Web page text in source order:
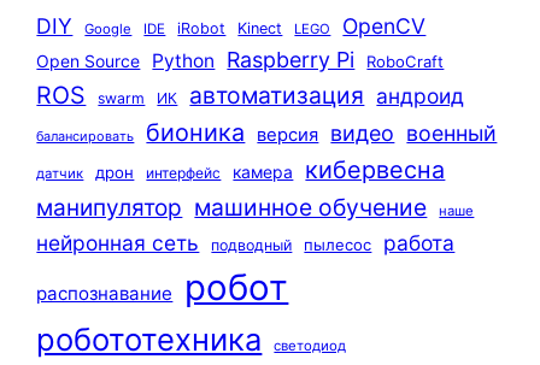
DIY Google IDE iRobot Kinect LEGO OpenCV
Open Source Python Raspberry Pi RoboCraft
ROS swarm ИК автоматизация андроид
балансировать бионика версия видео военный
датчик дрон интерфейс камера кибервесна
манипулятор машинное обучение наше
нейронная сеть подводный пылесос работа
распознавание робот
робототехника светодиод